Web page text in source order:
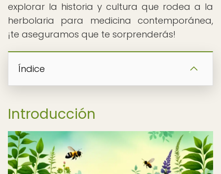
explorar la historia y cultura que rodea a la
herbolaria para medicina contemporánea,
¡te aseguramos que te sorprenderás!
Índice
Introducción